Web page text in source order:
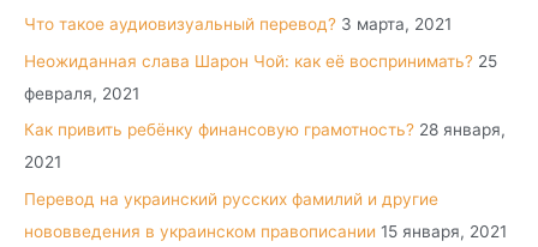
Что такое аудиовизуальный перевод? 3 марта, 2021
Неожиданная слава Шарон Чой: как её воспринимать? 25
февраля, 2021
Как привить ребёнку финансовую грамотность? 28 января,
2021
Перевод на украинский русских фамилий и другие
нововведения в украинском правописании 15 января, 2021